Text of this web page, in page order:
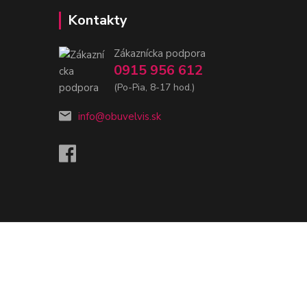
Kontakty
Zákaznícka podpora
0915 956 612
(Po-Pia, 8-17 hod.)
info@obuvelvis.sk